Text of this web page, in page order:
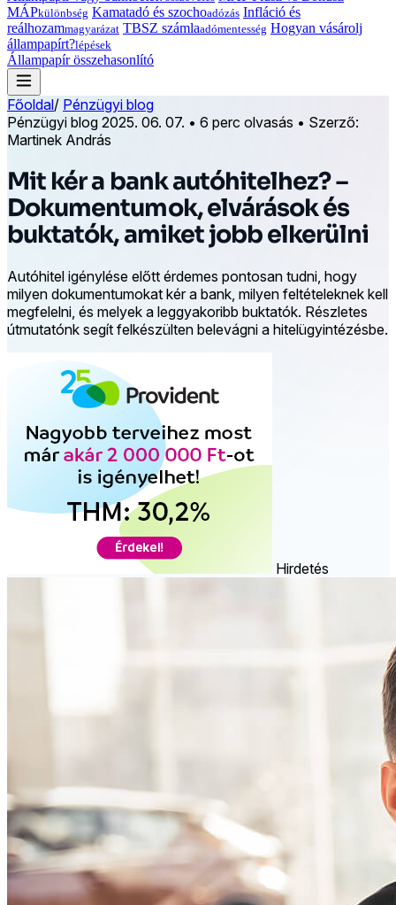
MÁPkülönbség Kamatadó és szochoadózás Infláció és
reálhozammagyarázat TBSZ számlaadómentesség Hogyan vásárolj
állampapírt?lépések
Állampapír összehasonlító
Főoldal/ Pénzügyi blog
Pénzügyi blog 2025. 06. 07. • 6 perc olvasás • Szerző:
Martinek András
Mit kér a bank autóhitelhez? –
Dokumentumok, elvárások és
buktatók, amiket jobb elkerülni
Autóhitel igénylése előtt érdemes pontosan tudni, hogy
milyen dokumentumokat kér a bank, milyen feltételeknek kell
megfelelni, és melyek a leggyakoribb buktatók. Részletes
útmutatónk segít felkészülten belevágni a hitelügyintézésbe.
Hirdetés